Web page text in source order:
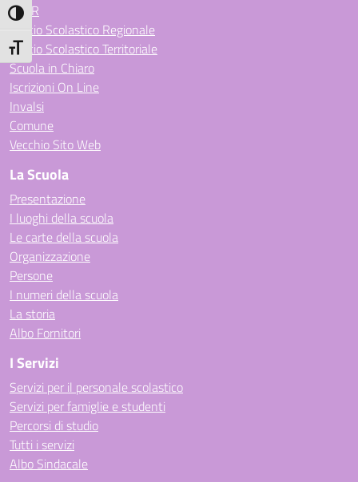
Attiva/disattiva alto contrasto
Attiva/disattiva dimensione testo
MIUR
Ufficio Scolastico Regionale
Ufficio Scolastico Territoriale
Scuola in Chiaro
Iscrizioni On Line
Invalsi
Comune
Vecchio Sito Web
La Scuola
Presentazione
I luoghi della scuola
Le carte della scuola
Organizzazione
Persone
I numeri della scuola
La storia
Albo Fornitori
I Servizi
Servizi per il personale scolastico
Servizi per famiglie e studenti
Percorsi di studio
Tutti i servizi
Albo Sindacale